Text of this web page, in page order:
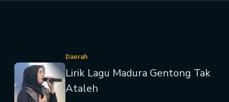
Daerah
Lirik Lagu Madura Gentong Tak
Ataleh